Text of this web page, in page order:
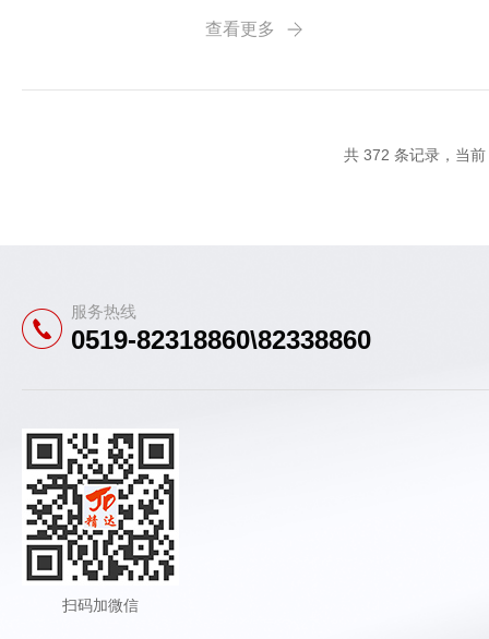
查看更多
共 372 条记录，当
服务热线
0519-82318860\82338860
扫码加微信